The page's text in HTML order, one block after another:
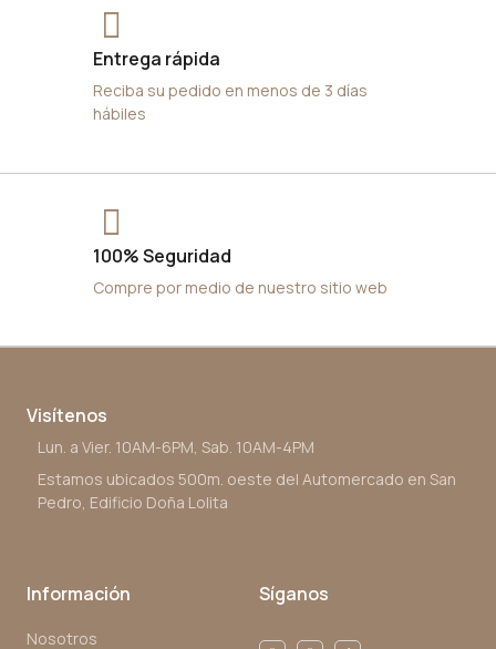
Entrega rápida
Reciba su pedido en menos de 3 días
hábiles
100% Seguridad
Compre por medio de nuestro sitio web
Visítenos
Lun. a Vier. 10AM-6PM, Sab. 10AM-4PM
Estamos ubicados 500m. oeste del Automercado en San
Pedro, Edificio Doña Lolita
Información
Nosotros
Síganos